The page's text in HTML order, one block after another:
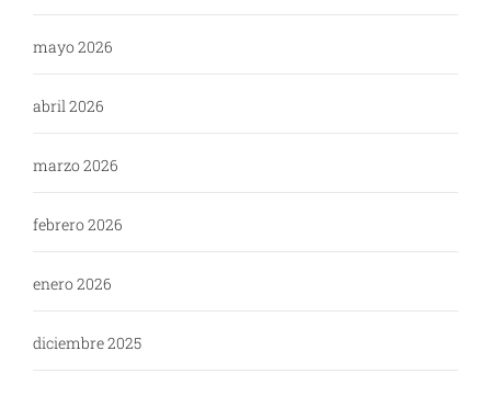
mayo 2026
abril 2026
marzo 2026
febrero 2026
enero 2026
diciembre 2025